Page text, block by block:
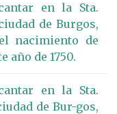
en la Sta.
de Burgos,
nacimiento de
año de 1750.
en la Sta.
de Bur-gos,